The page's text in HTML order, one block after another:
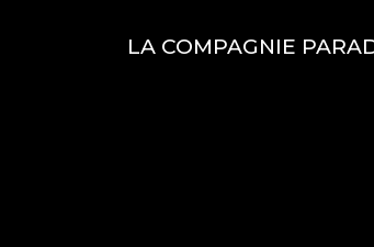
LA COMPAGNIE